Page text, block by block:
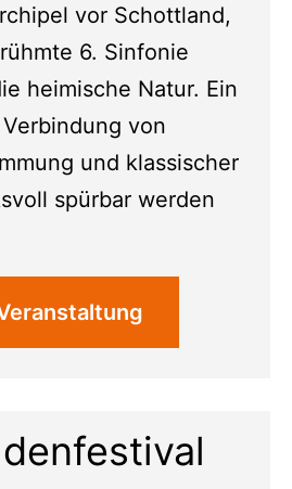
vor Schottland,
6. Sinfonie
heimische Natur. Ein
von
und klassischer
spürbar werden